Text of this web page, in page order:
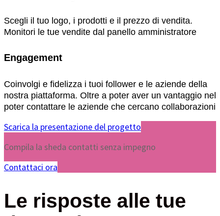
Scegli il tuo logo, i prodotti e il prezzo di vendita.
Monitori le tue vendite dal panello amministratore
Engagement
Coinvolgi e fidelizza i tuoi follower e le aziende della
nostra piattaforma. Oltre a poter aver un vantaggio nel
poter contattare le aziende che cercano collaborazioni
Scarica la presentazione del progetto
Compila la sheda contatti senza impegno
Contattaci ora
Le risposte alle tue